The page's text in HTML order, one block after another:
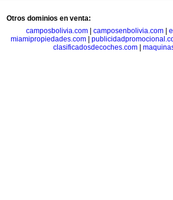
Otros dominios en venta:
camposbolivia.com| camposenbolivia.com|
miamipropiedades.com
clasificadosdecoches.com